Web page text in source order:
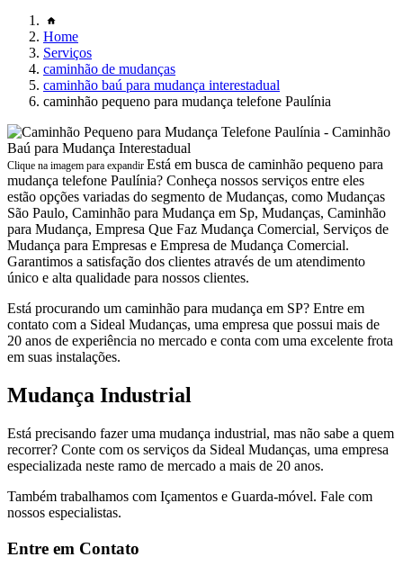
Home
Serviços
caminhão de mudanças
caminhão baú para mudança interestadual
caminhão pequeno para mudança telefone Paulínia
Clique na imagem para expandir Está em busca de caminhão pequeno para
mudança telefone Paulínia? Conheça nossos serviços entre eles
estão opções variadas do segmento de Mudanças, como Mudanças
São Paulo, Caminhão para Mudança em Sp, Mudanças, Caminhão
para Mudança, Empresa Que Faz Mudança Comercial, Serviços de
Mudança para Empresas e Empresa de Mudança Comercial.
Garantimos a satisfação dos clientes através de um atendimento
único e alta qualidade para nossos clientes.
Está procurando um caminhão para mudança em SP? Entre em
contato com a Sideal Mudanças, uma empresa que possui mais de
20 anos de experiência no mercado e conta com uma excelente frota
em suas instalações.
Mudança Industrial
Está precisando fazer uma mudança industrial, mas não sabe a quem
recorrer? Conte com os serviços da Sideal Mudanças, uma empresa
especializada neste ramo de mercado a mais de 20 anos.
Também trabalhamos com Içamentos e Guarda-móvel. Fale com
nossos especialistas.
Entre em Contato